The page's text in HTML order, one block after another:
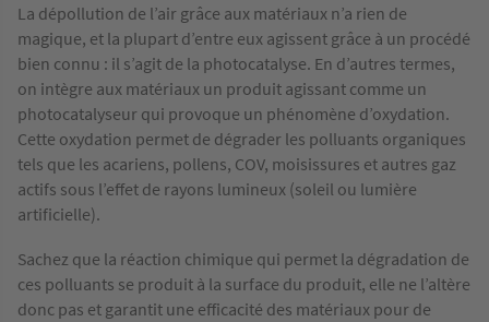
La dépollution de l’air grâce aux matériaux n’a rien de
magique, et la plupart d’entre eux agissent grâce à un procédé
bien connu : il s’agit de la photocatalyse. En d’autres termes,
on intègre aux matériaux un produit agissant comme un
photocatalyseur qui provoque un phénomène d’oxydation.
Cette oxydation permet de dégrader les polluants organiques
tels que les acariens, pollens, COV, moisissures et autres gaz
actifs sous l’effet de rayons lumineux (soleil ou lumière
artificielle).
Sachez que la réaction chimique qui permet la dégradation de
ces polluants se produit à la surface du produit, elle ne l’altère
donc pas et garantit une efficacité des matériaux pour de